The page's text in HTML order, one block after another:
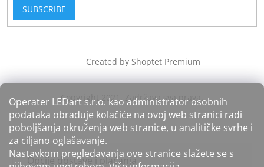
Operater LEDart s.r.o. kao administrator osobnih
podataka obrađuje kolačiće na ovoj web stranici radi
poboljšanja okruženja web stranice, u analitičke svrhe i
za ciljano oglašavanje.
Nastavkom pregledavanja ove stranice slažete se s
SUBSCRIBE
Created by Shoptet Premium
Opcije dostave i plaćanja